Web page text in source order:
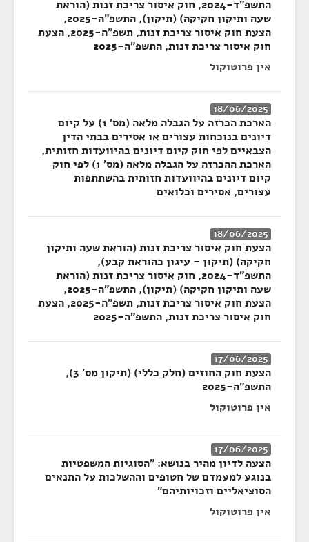
התשפ"ד-2024, חוק איסור צריכת זנות (הוראת
שעה ותיקון חקיקה) (תיקון), התשפ"ה-2025,
הצעת חוק איסור צריכת זנות, תשפ"ה-2025, הצעת
חוק איסור צריכת זנות, התשפ"ה-2025
אין פרוטוקול
18/06/2025
הארכת הכרזה על הגבלה מלאה (מס' 1) על קיום
דיונים בנוכחות עצורים או אסירים בבתי הדין
הצבאיים לפי חוק קיום דיונים בהיוועדות חזותית,
הארכת ההכרזה על הגבלה מלאה (מס' 1) לפי חוק
קיום דיונים בהיוועדות חזותית בהשתתפות
עצורים, אסירים וכלואים
18/06/2025
הצעת חוק איסור צריכת זנות (הוראת שעה ותיקון
חקיקה) (תיקון - עיגון כהוראת קבע),
התשפ"ד-2024, חוק איסור צריכת זנות (הוראת
שעה ותיקון חקיקה) (תיקון), התשפ"ה-2025,
הצעת חוק איסור צריכת זנות, תשפ"ה-2025, הצעת
חוק איסור צריכת זנות, התשפ"ה-2025
17/06/2025
הצעת חוק החוזים (חלק כללי) (תיקון מס' 3),
התשפ"ה-2025
אין פרוטוקול
17/06/2025
הצעה לדיון מהיר בנושא: "הסוגיות המשפטיות
בנוגע למעמדם של חטופים וההשלכות על התנאים
הסוציאליים וזכויותיהם"
אין פרוטוקול